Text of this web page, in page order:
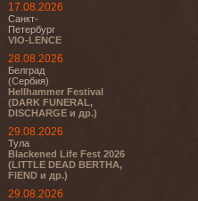
17.08.2026
Санкт-
Петербург
VIO-LENCE
28.08.2026
Белград
(Сербия)
Hellhammer Festival
(DARK FUNERAL,
DISCHARGE и др.)
29.08.2026
Тула
Blackened Life Fest 2026
(LITTLE DEAD BERTHA,
FIEND и др.)
29.08.2026